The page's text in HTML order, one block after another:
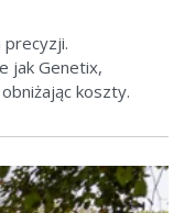
jak Genetix,
koszty.